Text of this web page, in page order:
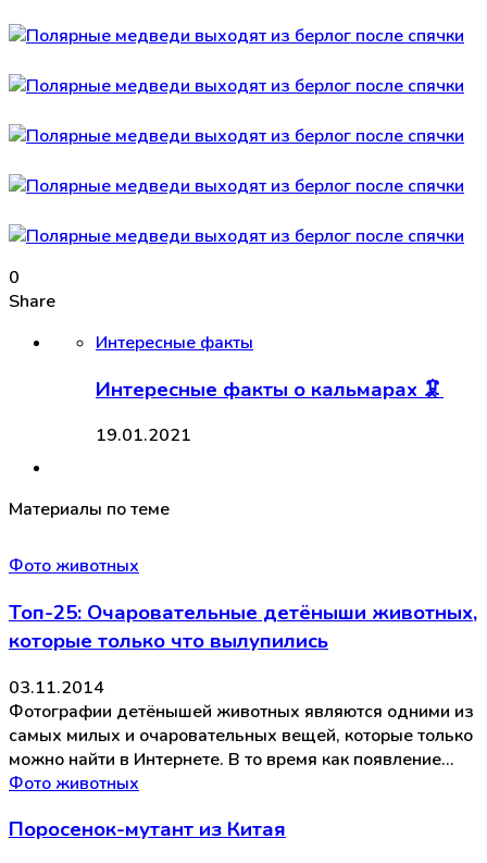
0
Share
Интересные факты
Интересные факты о кальмарах 🦑
19.01.2021
Материалы по теме
Фото животных
Топ-25: Очаровательные детёныши животных,
которые только что вылупились
03.11.2014
Фотографии детёнышей животных являются одними из
самых милых и очаровательных вещей, которые только
можно найти в Интернете. В то время как появление…
Фото животных
Поросенок-мутант из Китая